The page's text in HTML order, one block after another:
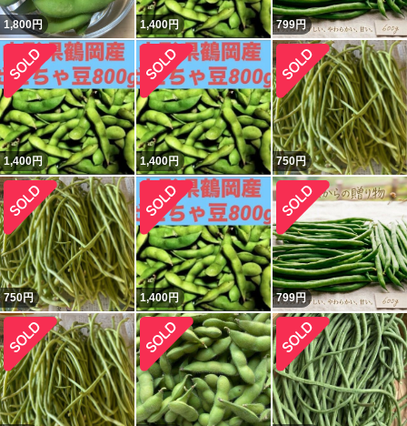
1,800円 1,400円 799円
1,400円 1,400円 750円
750円 1,400円 799円